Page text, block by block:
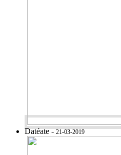
Datéate -21-03-2019